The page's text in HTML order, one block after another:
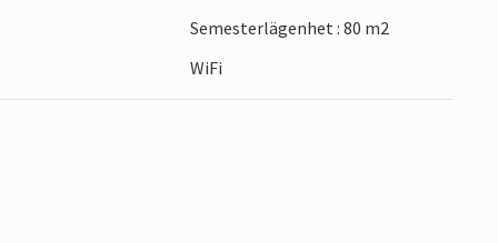
vikar och oförstörda landskap
Semesterlägenhet : 80 m2
WiFi